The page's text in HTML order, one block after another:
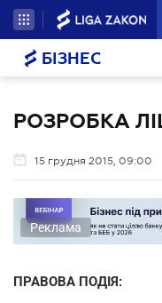
БІЗНЕС
РОЗРОБКА
15 грудня 2015, 09:00
Реклама
ПРАВОВА ПОДІЯ: